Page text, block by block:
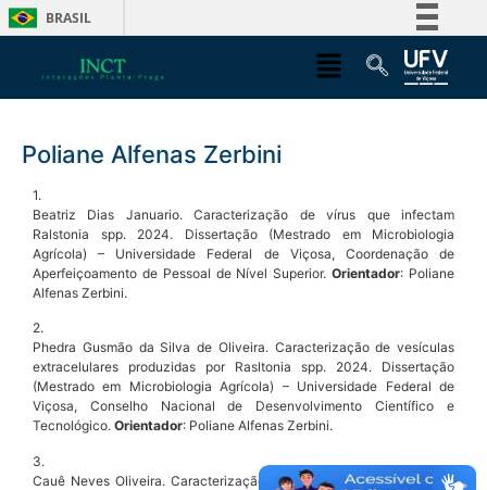
BRASIL
Simplifique!
Acesso à informação
Canais
Poliane Alfenas Zerbini
1.
Beatriz Dias Januario. Caracterização de vírus que infectam
Ralstonia spp. 2024. Dissertação (Mestrado em Microbiologia
Agrícola) – Universidade Federal de Viçosa, Coordenação de
Aperfeiçoamento de Pessoal de Nível Superior.Orientador: Poliane
Alfenas Zerbini.
2.
Phedra Gusmão da Silva de Oliveira. Caracterização de vesículas
extracelulares produzidas por Rasltonia spp. 2024. Dissertação
(Mestrado em Microbiologia Agrícola) – Universidade Federal de
Viçosa, Conselho Nacional de Desenvolvimento Científico e
Tecnológico. Orientador: Poliane Alfenas Zerbini.
3.
Cauê Neves Oliveira. Caracterização de vírus que infectam fungos